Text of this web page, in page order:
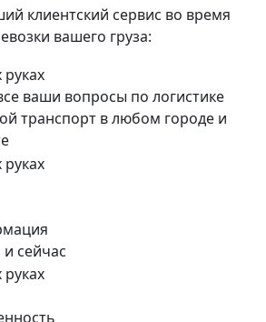
клиентский сервис во время
вашего груза:
ваши вопросы по логистике
транспорт в любом городе и
и сейчас